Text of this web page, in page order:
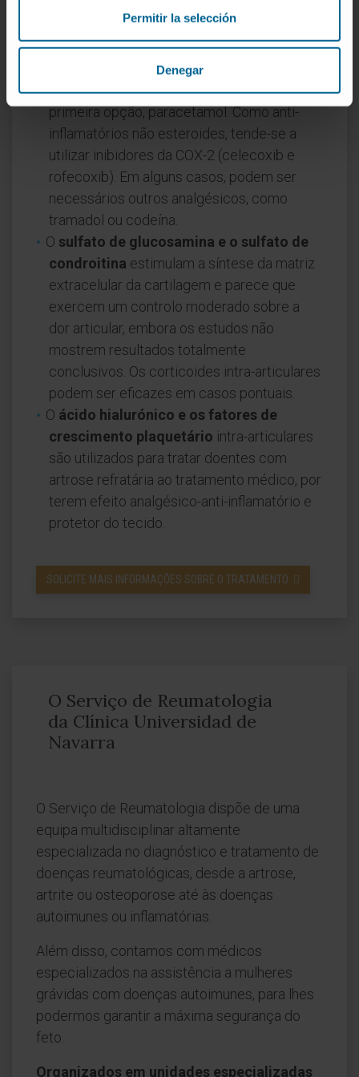
Permitir la selección
Denegar
Tratamento não farmacológico
fisioterapia, exercício aeróbio (natação,
Tratamento farmacológico: como
primeira opção, paracetamol. Como anti-
inflamatórios não esteroides, tende-se a
utilizar inibidores da COX-2 (celecoxib e
rofecoxib). Em alguns casos, podem ser
necessários outros analgésicos, como
tramadol ou codeína.
O sulfato de glucosamina e o sulfato de
condroitina estimulam a síntese da matriz
extracelular da cartilagem e parece que
exercem um controlo moderado sobre a
dor articular, embora os estudos não
mostrem resultados totalmente
conclusivos. Os corticoides intra-articulares
podem ser eficazes em casos pontuais.
O ácido hialurónico e os fatores de
crescimento plaquetário intra-articulares
são utilizados para tratar doentes com
artrose refratária ao tratamento médico, por
terem efeito analgésico-anti-inflamatório e
protetor do tecido.
SOLICITE MAIS INFORMAÇÕES SOBRE O TRATAMENTO
O Serviço de Reumatologia
da Clínica Universidad de
Navarra
O Serviço de Reumatologia dispõe de uma
equipa multidisciplinar altamente
especializada no diagnóstico e tratamento de
doenças reumatológicas, desde a artrose,
artrite ou osteoporose até às doenças
autoimunes ou inflamatórias.
Além disso, contamos com médicos
especializados na assistência a mulheres
grávidas com doenças autoimunes, para lhes
podermos garantir a máxima segurança do
feto.
Organizados em unidades especializadas